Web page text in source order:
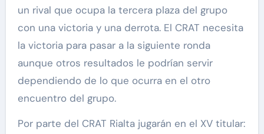
un rival que ocupa la tercera plaza del grupo
con una victoria y una derrota. El CRAT necesita
la victoria para pasar a la siguiente ronda
aunque otros resultados le podrían servir
dependiendo de lo que ocurra en el otro
encuentro del grupo.
Por parte del CRAT Rialta jugarán en el XV titular: